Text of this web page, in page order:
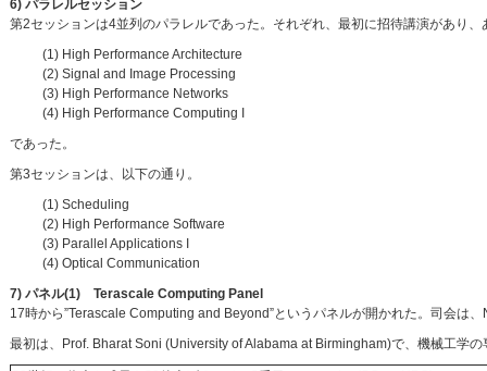
6) パラレルセッション
第2セッションは4並列のパラレルであった。それぞれ、最初に招待講演があり
(1) High Performance Architecture
(2) Signal and Image Processing
(3) High Performance Networks
(4) High Performance Computing I
であった。
第3セッションは、以下の通り。
(1) Scheduling
(2) High Performance Software
(3) Parallel Applications I
(4) Optical Communication
7) パネル(1) Terascale Computing Panel
17時から”Terascale Computing and Beyond”というパネルが開かれた。司会は
最初は、Prof. Bharat Soni (University of Alabama at Birmingham)で、機械工学の